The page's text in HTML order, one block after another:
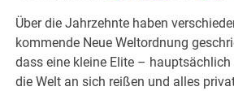
Über die Jahrzehnte haben
kommende Neue Weltordnung
dass eine kleine Elite –
die Welt an sich reißen und alles